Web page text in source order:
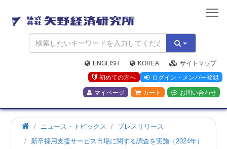
矢
野
経
済
研
究
所
ENGLISH KOREA
サイトマップ
初めての方へ
ログイン・メンバー登録
マイページ カート お問い合わせ
ホ
ー
ニュース・トピックス
プレスリリース
新卒採用支援サービス市場に関する調査を実施（2024年）